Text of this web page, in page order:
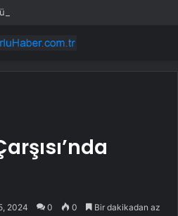
fragmanı yayınlandı mı?
2024 0 0 Bir dakikadan az